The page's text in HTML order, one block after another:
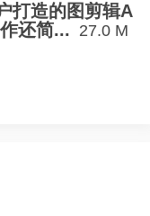
打造的图剪辑A
还简... 27.0 M